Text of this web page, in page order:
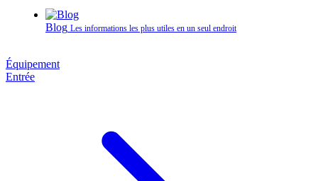
Blog Les informations les plus utiles en un seul endroit
Équipement
Entrée